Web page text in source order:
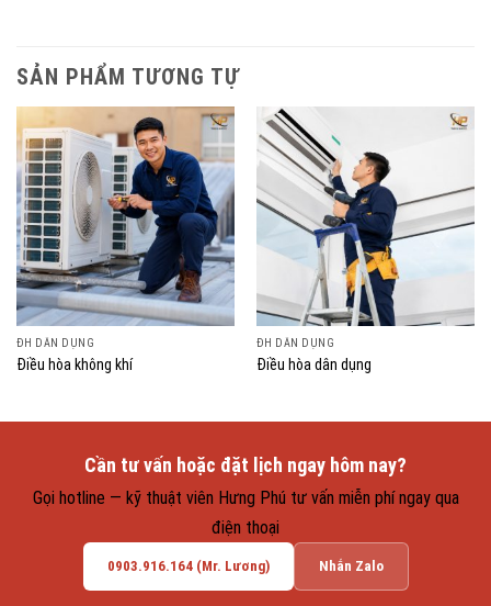
SẢN PHẨM TƯƠNG TỰ
ĐH DÂN DỤNG
Điều hòa không khí
ĐH DÂN DỤNG
Điều hòa dân dụng
Cần tư vấn hoặc đặt lịch ngay hôm nay?
Gọi hotline — kỹ thuật viên Hưng Phú tư vấn miễn phí ngay qua
điện thoại
0903.916.164 (Mr. Lương) Nhắn Zalo